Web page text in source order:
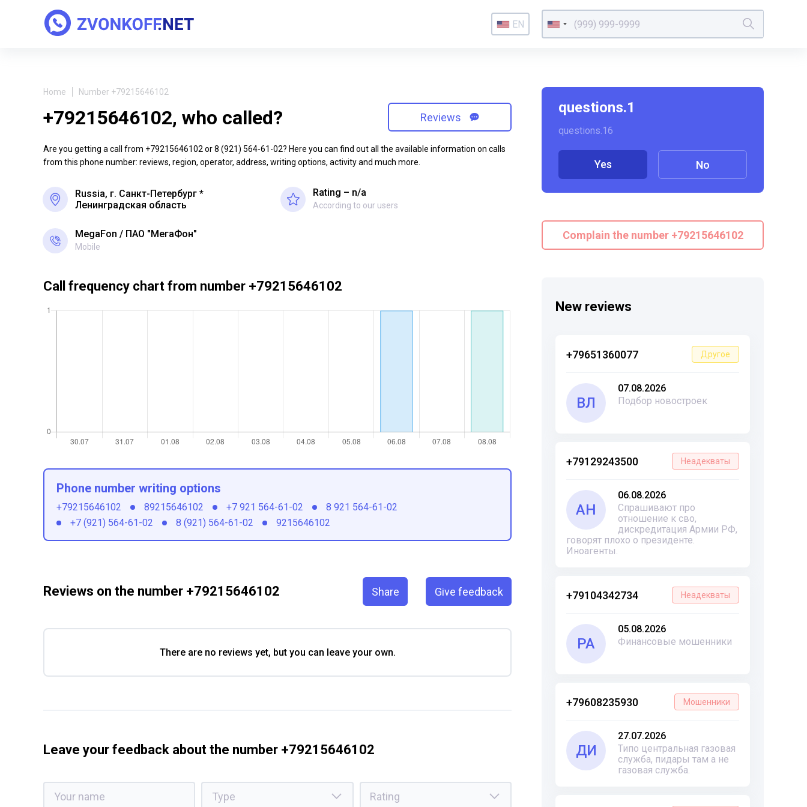
EN
Home Number +79215646102
+79215646102, who called? Reviews
Are you getting a call from +79215646102 or 8 (921) 564-61-02? Here you can find out all the available information on calls
from this phone number: reviews, region, operator, address, writing options, activity and much more.
Russia, г. Санкт-Петербург *
Ленинградская область
Rating – n/a
According to our users
MegaFon ПАО "МегаФон"
Mobile
questions.1
questions.16
Yes No
Complain the number +79215646102
New reviews
+79651360077 Другое
ВЛ
07.08.2026
Подбор новостроек
+79129243500 Неадекваты
АН
06.08.2026
Спрашивают про
отношение к сво,
дискредитация Армии РФ,
говорят плохо о президенте.
Иноагенты.
+79104342734 Неадекваты
РА
05.08.2026
Финансовые мошенники
+79608235930 Мошенники
ДИ
27.07.2026
Типо центральная газовая
служба, пидары там а не
газовая служба.
Call frequency chart from number +79215646102
Phone number writing options
+79215646102 89215646102 +7 921 564-61-02
8 921 564-61-02
+7 (921) 564-61-02
8 (921) 564-61-02 9215646102
Reviews on the number +79215646102 Share Give feedback
There are no reviews yet, but you can leave your own.
Leave your feedback about the number +79215646102